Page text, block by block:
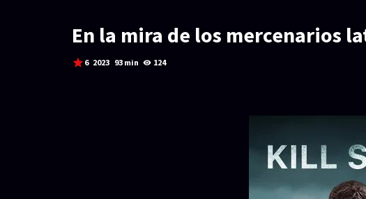
En la mira de los mercenarios
6 2023 93 min 124